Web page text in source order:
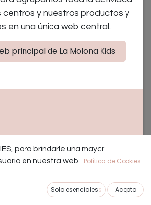
eventos.
educativos para bebes, niños y
talleres únicos pensados en el
centros y nuestros productos y
en una única web central.
principal de La Molona Kids
para brindarle una mayor
en nuestra web.
Política de Cookies
Solo esencialess Acepto